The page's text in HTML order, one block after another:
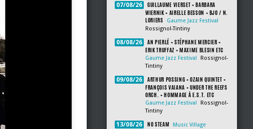
07/08/26
GUILLAUME VIERSET + BARBARA
WIERNIK + AIRELLE BESSON + BJO / N.
LORIERS
Gaume Jazz Festival
Rossignol-Tintiny
08/08/26
AN PIERLÉ + STÉPHANE MERCIER +
ERIK TRUFFAZ + MAXIME BLESIN ETC
Gaume Jazz Festival
Rossignol-
Tintiny
09/08/26
ARTHUR POSSING + OZAIN QUINTET +
FRANÇOIS VAIANA + UNDER THE REEFS
ORCH. + HOMMAGE À E.S.T. ETC
Gaume Jazz Festival
Rossignol-
Tintiny
13/08/26 NO STEAM
Music Village